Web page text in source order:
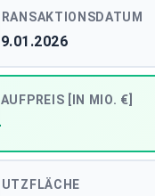
[IN MIO. €]